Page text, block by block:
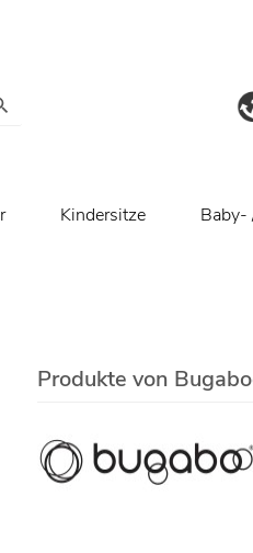
Kindersitze Baby-
Produkte von